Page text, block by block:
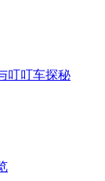
叮叮车探秘